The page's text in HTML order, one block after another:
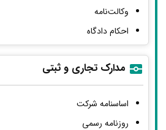
وکالت‌نامه
احکام دادگاه
مدارک تجاری و ثبتی
اساسنامه شرکت
روزنامه رسمی